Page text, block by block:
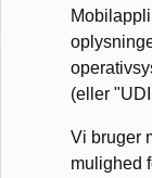
(eller
Vi bruger
mulighed